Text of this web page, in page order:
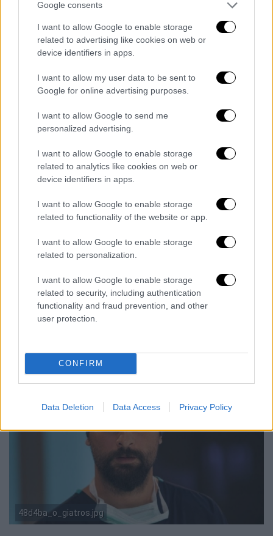
Google consents
I want to allow Google to enable storage
related to advertising like cookies on web or
device identifiers in apps.
I want to allow my user data to be sent to
Google for online advertising purposes.
I want to allow Google to send me
personalized advertising.
I want to allow Google to enable storage
related to analytics like cookies on web or
device identifiers in apps.
I want to allow Google to enable storage
related to functionality of the website or app.
I want to allow Google to enable storage
related to personalization.
I want to allow Google to enable storage
related to security, including authentication
functionality and fraud prevention, and other
user protection.
CONFIRM
Data Deletion Data Access Privacy Policy
γεννήθηκε και μεγάλωσε στη Θεσσαλονίκη,
Μπορεί στα μαθητικά του χρόνια να ήταν
άτακτος και να ταλαιπωρούσε τους
δασκάλους του, ο Ονούρ ωστόσο ήταν
άριστος μαθητής. Παράλληλα από νωρίς
έδειξε την αγάπη του για την υποκριτική
συμμετέχοντας σε κάθε θεατρική εκδήλωση
Μόλις αποφοίτησε από το λύκειο έδωσε
εξετάσεις και πέρασε στο τμήμα
Οικονομικών του Πανεπιστημίου της
Σμύρνης, το οποίο και τελείωσε με άριστα.
Ομως τελικά αποφάσισε να ακολουθήσει τον
δρόμο της υποκριτικής.
δραματική σχολή της Κωνσταντινούπολης
και εν συνεχεία συμμετείχε στη σειρά «Hayat
devam ediyor» («Η ζωή συνεχίζεται»). Από
εκεί και έπειτα έπαιξε σε έξι τηλεοπτικές
48d4ba_o_giatros.jpg